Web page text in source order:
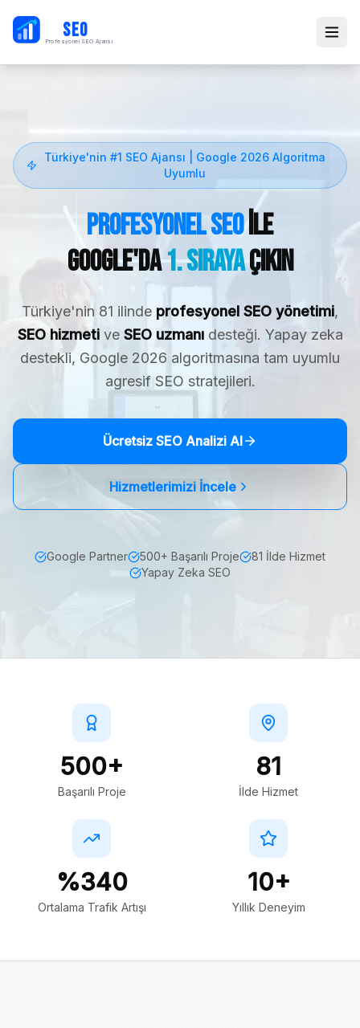
SEO
Profesyonel SEO Ajansı
Türkiye'nin #1 SEO Ajansı | Google 2026 Algoritma
Uyumlu
Profesyonel SEOile
Google'da1. SırayaÇıkın
Türkiye'nin 81 ilinde profesyonel SEO yönetimi,
SEO hizmetive SEO uzmanıdesteği. Yapay zeka
destekli, Google 2026 algoritmasına tam uyumlu
agresif SEO stratejileri.
Ücretsiz SEO Analizi Al
Hizmetlerimizi İncele
Google Partner 500+ Başarılı Proje
81 İlde Hizmet
Yapay Zeka SEO
500+
Başarılı Proje
81
İlde Hizmet
%340
Ortalama Trafik Artışı
10+
Yıllık Deneyim